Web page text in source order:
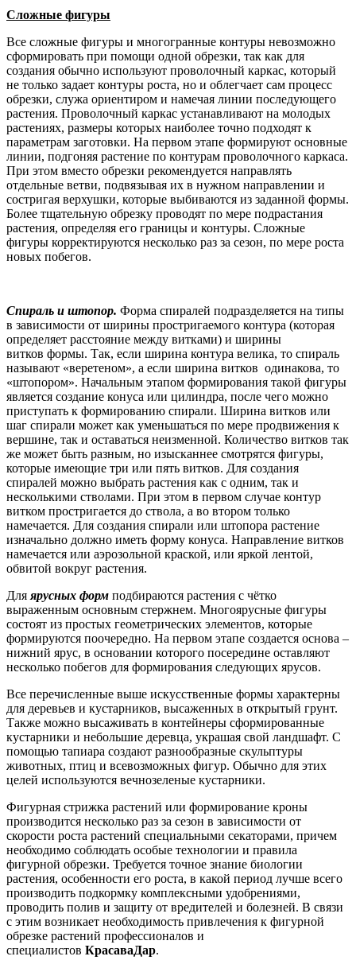
Сложные фигуры
Все сложные фигуры и многогранные контуры невозможно
сформировать при помощи одной обрезки, так как для
создания обычно используют проволочный каркас, который
не только задает контуры роста, но и облегчает сам процесс
обрезки, служа ориентиром и намечая линии последующего
растения. Проволочный каркас устанавливают на молодых
растениях, размеры которых наиболее точно подходят к
параметрам заготовки. На первом этапе формируют основные
линии, подгоняя растение по контурам проволочного каркаса.
При этом вместо обрезки рекомендуется направлять
отдельные ветви, подвязывая их в нужном направлении и
состригая верхушки, которые выбиваются из заданной формы.
Более тщательную обрезку проводят по мере подрастания
растения, определяя его границы и контуры. Сложные
фигуры корректируются несколько раз за сезон, по мере роста
новых побегов.
Спираль и штопор. Форма спиралей подразделяется на типы
в зависимости от ширины простригаемого контура (которая
определяет расстояние между витками) и ширины
витков формы. Так, если ширина контура велика, то спираль
называют «веретеном», а если ширина витков одинакова, то
«штопором». Начальным этапом формирования такой фигуры
является создание конуса или цилиндра, после чего можно
приступать к формированию спирали. Ширина витков или
шаг спирали может как уменьшаться по мере продвижения к
вершине, так и оставаться неизменной. Количество витков так
же может быть разным, но изысканнее смотрятся фигуры,
которые имеющие три или пять витков. Для создания
спиралей можно выбрать растения как с одним, так и
несколькими стволами. При этом в первом случае контур
витком простригается до ствола, а во втором только
намечается. Для создания спирали или штопора растение
изначально должно иметь форму конуса. Направление витков
намечается или аэрозольной краской, или яркой лентой,
обвитой вокруг растения.
Для ярусных форм подбираются растения с чётко
выраженным основным стержнем. Многоярусные фигуры
состоят из простых геометрических элементов, которые
формируются поочередно. На первом этапе создается основа –
нижний ярус, в основании которого посередине оставляют
несколько побегов для формирования следующих ярусов.
Все перечисленные выше искусственные формы характерны
для деревьев и кустарников, высаженных в открытый грунт.
Также можно высаживать в контейнеры сформированные
кустарники и небольшие деревца, украшая свой ландшафт. С
помощью тапиара создают разнообразные скульптуры
животных, птиц и всевозможных фигур. Обычно для этих
целей используются вечнозеленые кустарники.
Фигурная стрижка растений или формирование кроны
производится несколько раз за сезон в зависимости от
скорости роста растений специальными секаторами, причем
необходимо соблюдать особые технологии и правила
фигурной обрезки. Требуется точное знание биологии
растения, особенности его роста, в какой период лучше всего
производить подкормку комплексными удобрениями,
проводить полив и защиту от вредителей и болезней. В связи
с этим возникает необходимость привлечения к фигурной
обрезке растений профессионалов и
специалистов КрасаваДар.